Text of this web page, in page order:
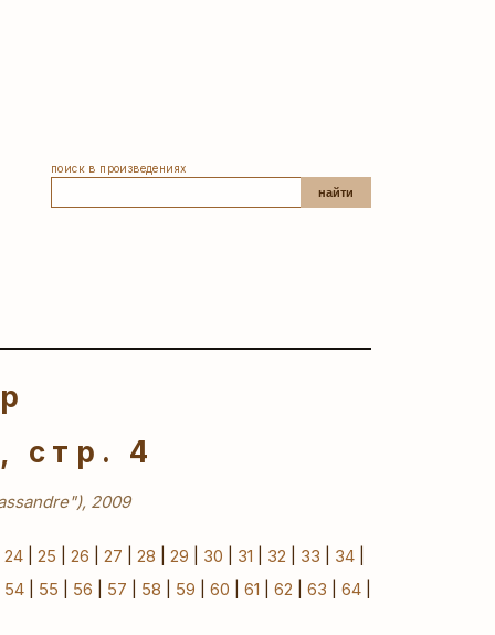
поиск в произведениях
найти
стр. 4
2009
24 25 26 27 28 29 30 31 32 33 34
54| 55 56 57 58 59 60 61 62 63 64|